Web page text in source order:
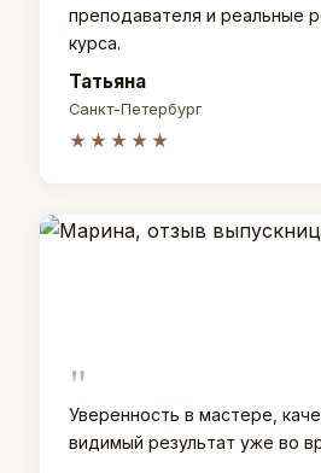
преподавателя и реальные
курса.
Татьяна
Санкт-Петербург
★★★★★
"
Уверенность в мастере,
видимый результат уже во